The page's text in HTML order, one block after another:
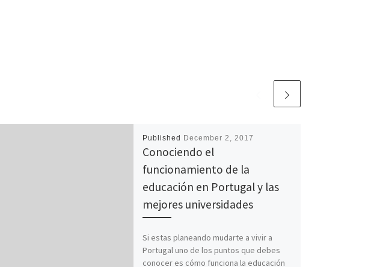
Published December 2, 2017
Conociendo el
funcionamiento de la
educación en Portugal y las
mejores universidades
Si estas planeando mudarte a vivir a
Portugal uno de los puntos que debes
conocer es cómo funciona la educación